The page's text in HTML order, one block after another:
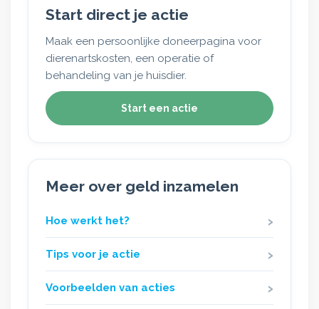
Start direct je actie
Maak een persoonlijke doneerpagina voor
dierenartskosten, een operatie of
behandeling van je huisdier.
Start een actie
Meer over geld inzamelen
Hoe werkt het?
Tips voor je actie
Voorbeelden van acties